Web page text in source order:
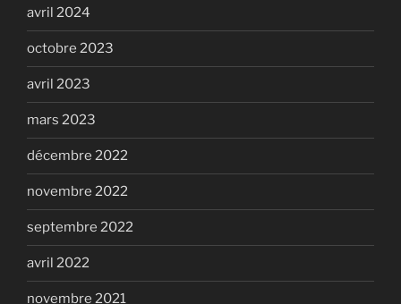
avril 2024
octobre 2023
avril 2023
mars 2023
décembre 2022
novembre 2022
septembre 2022
avril 2022
novembre 2021